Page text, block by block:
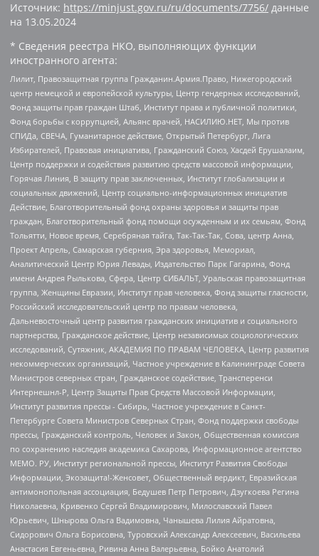
Источник: https://minjust.gov.ru/ru/documents/7756/ данные
на 13.05.2024
* Сведения реестра НКО, выполняющих функции
иностранного агента:
Лилит, Правозащитная группа Гражданин.Армия.Право, Нижегородский
центр немецкой и европейской культуры, Центр гендерных исследований,
Фонд защиты прав граждан Штаб, Институт права и публичной политики,
Фонд борьбы с коррупцией, Альянс врачей, НАСИЛИЮ.НЕТ, Мы против
СПИДа, СВЕЧА, Гуманитарное действие, Открытый Петербург, Лига
Избирателей, Правовая инициатива, Гражданский Союз, Хасдей Ерушалаим,
Центр поддержки и содействия развитию средств массовой информации,
Горячая Линия, В защиту прав заключенных, Институт глобализации и
социальных движений, Центр социально-информационных инициатив
Действие, Благотворительный фонд охраны здоровья и защиты прав
граждан, Благотворительный фонд помощи осужденным и их семьям, Фонд
Тольятти, Новое время, Серебряная тайга, Так-Так-Так, Сова, центр Анна,
Проект Апрель, Самарская губерния, Эра здоровья, Мемориал,
Аналитический Центр Юрия Левады, Издательство Парк Гагарина, Фонд
имени Андрея Рылькова, Сфера, Центр СИБАЛЬТ, Уральская правозащитная
группа, Женщины Евразии, Институт прав человека, Фонд защиты гласности,
Российский исследовательский центр по правам человека,
Дальневосточный центр развития гражданских инициатив и социального
партнерства, Гражданское действие, Центр независимых социологических
исследований, Сутяжник, АКАДЕМИЯ ПО ПРАВАМ ЧЕЛОВЕКА, Центр развития
некоммерческих организаций, Частное учреждение в Калининграде Совета
Министров северных стран, Гражданское содействие, Трансперенси
Интернешнл-Р, Центр Защиты Прав Средств Массовой Информации,
Институт развития прессы - Сибирь, Частное учреждение в Санкт-
Петербурге Совета Министров Северных Стран, Фонд поддержки свободы
прессы, Гражданский контроль, Человек и Закон, Общественная комиссия
по сохранению наследия академика Сахарова, Информационное агентство
МЕМО. РУ, Институт региональной прессы, Институт Развития Свободы
Информации, Экозащита!-Женсовет, Общественный вердикт, Евразийская
антимонопольная ассоциация, Бедушев Петр Петрович, Дзугкоева Регина
Николаевна, Кривенко Сергей Владимирович, Милославский Павел
Юрьевич, Шнырова Ольга Вадимовна, Чанышева Лилия Айратовна,
Сидорович Ольга Борисовна, Туровский Александр Алексеевич, Васильева
Анастасия Евгеньевна, Ривина Анна Валерьевна, Бойко Анатолий